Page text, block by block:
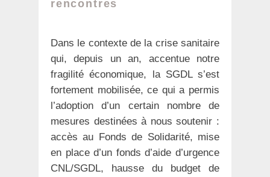
rencontres
Dans le contexte de la crise sanitaire
qui, depuis un an, accentue notre
fragilité économique, la SGDL s’est
fortement mobilisée, ce qui a permis
l’adoption d’un certain nombre de
mesures destinées à nous soutenir :
accès au Fonds de Solidarité, mise
en place d’un fonds d’aide d’urgence
CNL/SGDL, hausse du budget de